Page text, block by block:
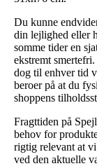
Du kunne
din lejlighed eller
somme tider en
ekstremt
dog til enhver tid
beroer på at du
shoppens
Fragttiden på
behov for
rigtig relevant at
ved den aktuelle